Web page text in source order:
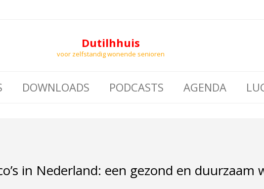
Dutilhhuis
voor zelfstandig wonende senioren
DOWNLOADS PODCASTS AGENDA
in Nederland: een gezond en duurzaam